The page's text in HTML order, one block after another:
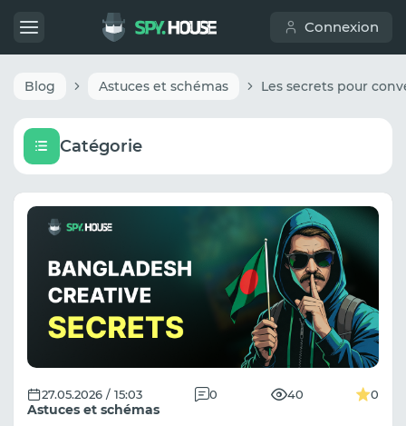
Connexion
Blog Astuces et schémas
Catégorie
Astuces et schémas
27.05.2026 / 15:03 0 40 0